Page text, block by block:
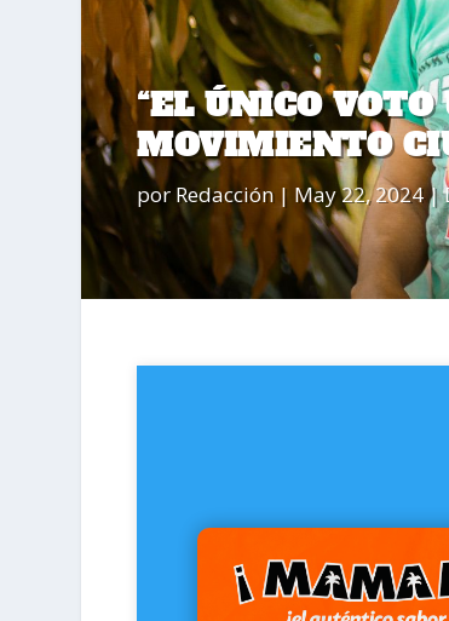
“EL ÚNICO
MOVIMIENTO
por Redacción| May 22, 2024|